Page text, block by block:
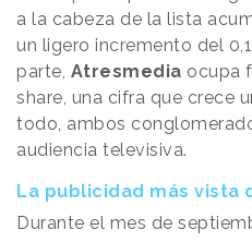
a la cabeza de la lista
un ligero incremento del
parte, Atresmedia ocupa
share, una cifra que crece
todo, ambos
audiencia televisiva.
La publicidad más vista
Durante el mes de